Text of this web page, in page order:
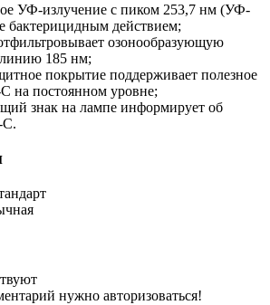
УФ-излучение с пиком 253,7 нм (УФ-
бактерицидным действием;
озонообразующую
185 нм;
покрытие поддерживает полезное
на постоянном уровне;
знак на лампе информирует об
С.
нужно авторизоваться!